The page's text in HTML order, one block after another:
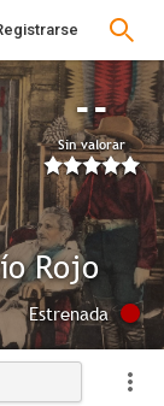
--
Sin valorar
Rojo
Estrenada